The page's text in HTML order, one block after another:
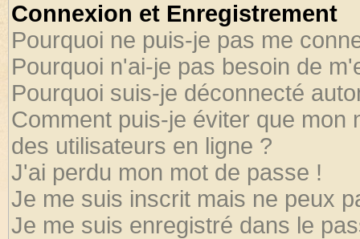
Connexion et Enregistrement
Pourquoi ne puis-je pas me
Pourquoi n'ai-je pas besoin de
Pourquoi suis-je déconnecté
Comment puis-je éviter que mon
des utilisateurs en ligne ?
J'ai perdu mon mot de passe !
Je me suis inscrit mais ne peux
Je me suis enregistré dans le